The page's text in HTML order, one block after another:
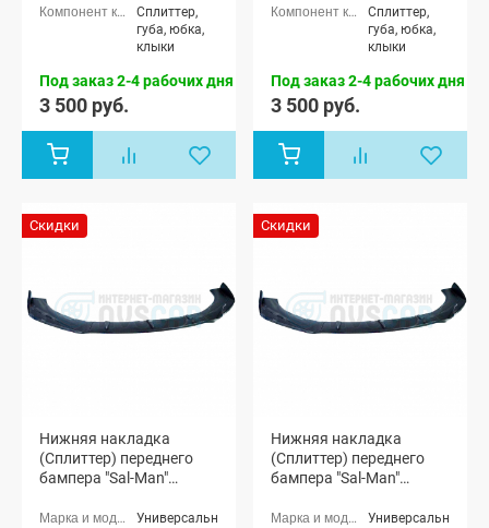
Сплиттер,
губа, юбка,
клыки
Под заказ 2-4 рабочих дня
3 500 руб.
Сплиттер,
губа, юбка,
клыки
Под заказ 2-4 рабочих дня
3 500 руб.
Скидки
Нижняя накладка
(Сплиттер) переднего
бампера "Sal-Man"
Универсальные
Скидки
Нижняя накладка
(Сплиттер) переднего
бампера "Sal-Man"
Универсальные